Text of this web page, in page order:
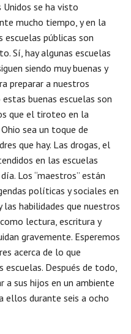
se ha visto
mucho tiempo, y en la
públicas son
Sí, hay algunas escuelas
siendo muy buenas y
preparar a nuestros
buenas escuelas son
que el tiroteo en la
sea un toque de
que hay. Las drogas, el
en las escuelas
Los “maestros” están
políticas y sociales en
habilidades que nuestros
lectura, escritura y
gravemente. Esperemos
acerca de lo que
Después de todo,
a sus hijos en un ambiente
ellos durante seis a ocho